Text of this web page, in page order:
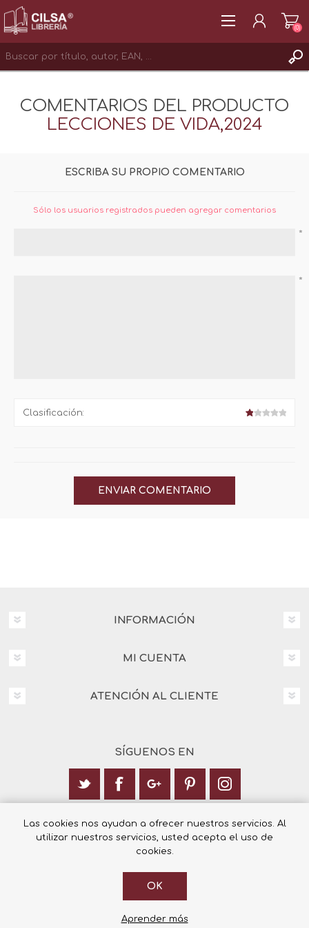
INICIAR SESIÓN
(0)
COMENTARIOS DEL PRODUCTO
LECCIONES DE VIDA,2024
ESCRIBA SU PROPIO COMENTARIO
Sólo los usuarios registrados pueden agregar comentarios
*
*
Clasificación:
INFORMACIÓN
MI CUENTA
ATENCIÓN AL CLIENTE
SÍGUENOS EN
Calle Italia 6, 03003 Alicante
+34 965 12 23 55
Las cookies nos ayudan a ofrecer nuestros servicios. Al
utilizar nuestros servicios, usted acepta el uso de
cookies.
OK
Aprender más